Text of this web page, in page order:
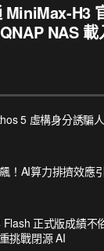
MiniMax-H3
NAS 載
5 虛構身分誘騙
！AI算力排擠效應
Flash 正式版成績不
挑戰閉源 AI